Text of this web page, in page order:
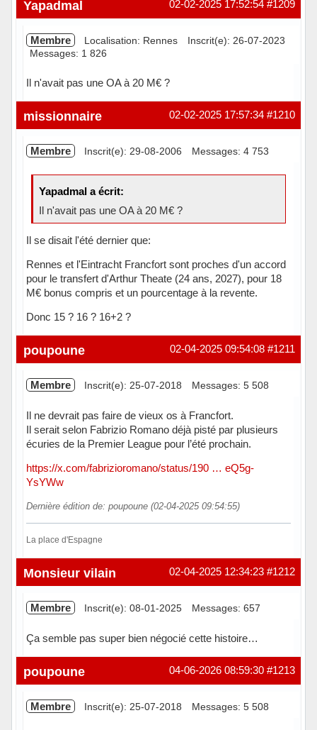
#1209
02-02-2025 17:52:54
Yapadmal
Membre Localisation: Rennes
Inscrit(e): 26-07-2023
Messages: 1 826
Il n'avait pas une OA à 20 M€ ?
Hors ligne #1210
02-02-2025 17:57:34
missionnaire
Membre Inscrit(e): 29-08-2006 Messages: 4 753
Yapadmal a écrit:
Il n'avait pas une OA à 20 M€ ?
Il se disait l'été dernier que:
Rennes et l'Eintracht Francfort sont proches d'un accord
pour le transfert d'Arthur Theate (24 ans, 2027), pour 18
M€ bonus compris et un pourcentage à la revente.
Donc 15 ? 16 ? 16+2 ?
Hors ligne #1211
02-04-2025 09:54:08
poupoune
Membre Inscrit(e): 25-07-2018 Messages: 5 508
Il ne devrait pas faire de vieux os à Francfort.
Il serait selon Fabrizio Romano déjà pisté par plusieurs
écuries de la Premier League pour l’été prochain.
https://x.com/fabrizioromano/status/190 … eQ5g-
YsYWw
Dernière édition de: poupoune (02-04-2025 09:54:55)
La place d'Espagne
Hors ligne #1212
02-04-2025 12:34:23
Monsieur vilain
Membre Inscrit(e): 08-01-2025 Messages: 657
Ça semble pas super bien négocié cette histoire…
Hors ligne #1213
04-06-2026 08:59:30
poupoune
Membre Inscrit(e): 25-07-2018 Messages: 5 508